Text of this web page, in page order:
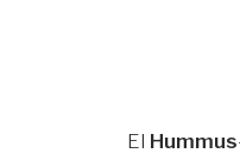
El Hummus